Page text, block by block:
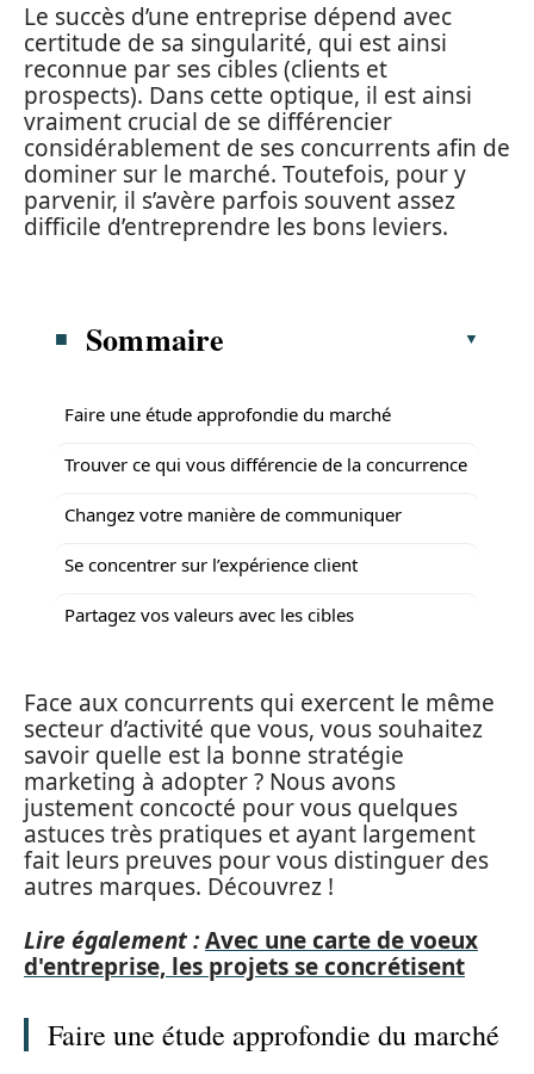
Le succès d’une entreprise dépend avec
certitude de sa singularité, qui est ainsi
reconnue par ses cibles (clients et
prospects). Dans cette optique, il est ainsi
vraiment crucial de se différencier
considérablement de ses concurrents afin de
dominer sur le marché. Toutefois, pour y
parvenir, il s’avère parfois souvent assez
difficile d’entreprendre les bons leviers.
Sommaire
Faire une étude approfondie du marché
Trouver ce qui vous différencie de la concurrence
Changez votre manière de communiquer
Se concentrer sur l’expérience client
Partagez vos valeurs avec les cibles
Face aux concurrents qui exercent le même
secteur d’activité que vous, vous souhaitez
savoir quelle est la bonne stratégie
marketing à adopter ? Nous avons
justement concocté pour vous quelques
astuces très pratiques et ayant largement
fait leurs preuves pour vous distinguer des
autres marques. Découvrez !
Lire également :Avec une carte de voeux
d'entreprise, les projets se concrétisent
Faire une étude approfondie du marché